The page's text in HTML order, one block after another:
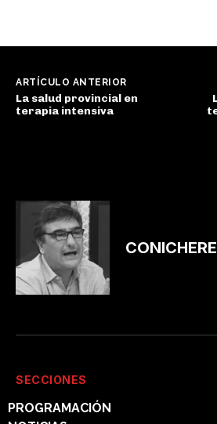
ARTÍCULO ANTERIOR
La salud provincial en
terapia intensiva
SECCIONES
PROGRAMACIÓN